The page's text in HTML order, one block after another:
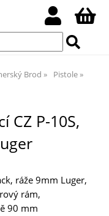
Brod
Pistole
CZ P-10S,
ráže 9mm Luger,
rám,
90 mm